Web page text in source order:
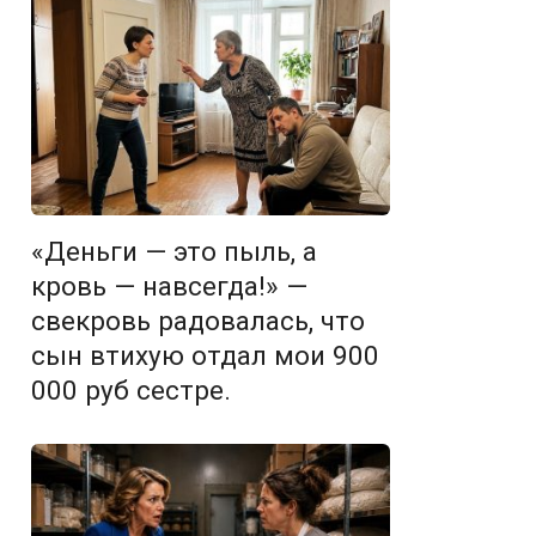
«Деньги — это пыль, а
кровь — навсегда!» —
свекровь радовалась, что
сын втихую отдал мои 900
000 руб сестре.